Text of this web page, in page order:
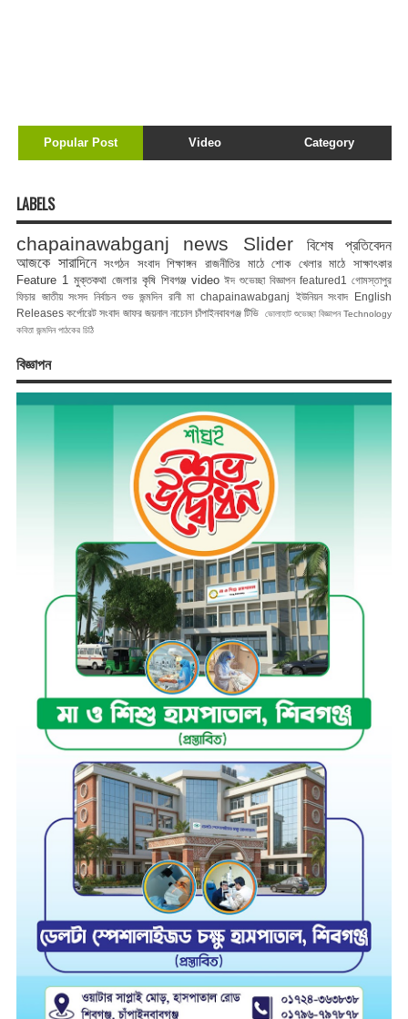
Popular Post Video Category
LABELS
chapainawabganj news Slider
বিশেষ প্রতিবেদন
আজকে সারাদিনে সংগঠন সংবাদ শিক্ষাঙ্গন রাজনীতির মাঠে শোক খেলার মাঠে
সাক্ষাৎকার
Feature 1 মুক্তকথা জেলার কৃষি শিবগঞ্জ video ঈদ শুভেচ্ছা বিজ্ঞাপন featured1
গোমস্তাপুর
ফিচার জাতীয় সংসদ নির্বাচন শুভ জন্মদিন রানী মা chapainawabganj ইউনিয়ন সংবাদ English
Releases কর্পোরেট সংবাদ জাফর জয়নাল নাচোল চাঁপাইনবাবগঞ্জ টিভি ভোলাহাট শুভেচ্ছা বিজ্ঞাপন Technology
কবিতা জন্মদিন পাঠকের চিঠি
বিজ্ঞাপন